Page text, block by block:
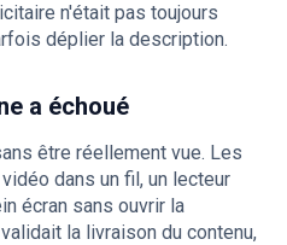
n'était pas toujours
déplier la description.
a échoué
être réellement vue. Les
dans un fil, un lecteur
écran sans ouvrir la
la livraison du contenu,